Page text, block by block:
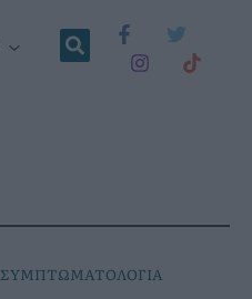
ΣΥΜΠΤΩΜΑΤΟΛΟΓΙΑ